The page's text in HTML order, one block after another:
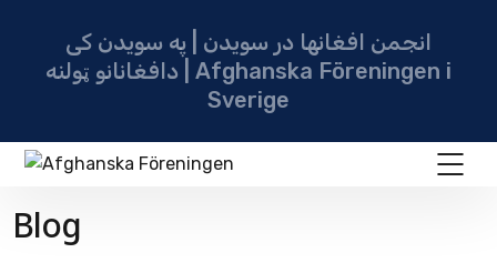
انجمن افغانها در سویدن | په سویدن کی
دافغانانو ټولنه | Afghanska Föreningen i
Sverige
Blog